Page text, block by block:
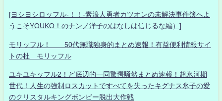
[ヨシヨシロッフル-！！-素浪人勇者カツオンの未解決事件簿へよ
うこそYOUKO！のナンノ洋子のはなしは信じるな編）]
モリッフル！ 50代無職独身的まとめ速報！有益便利情報サイ
トの杜 モリッフル
ユキユキッフル2！ど底辺的一同驚愕騒然まとめ速報！超氷河期
世代！人生の強制ロスカットですべてを失ったキグナス氷子の愛
のクリスタルキングボンビー脱出大作戦